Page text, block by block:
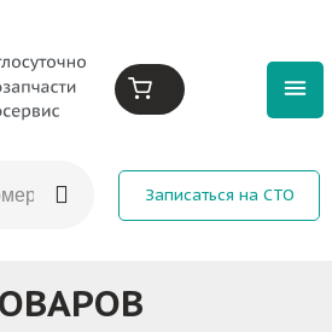
Записаться на СТО